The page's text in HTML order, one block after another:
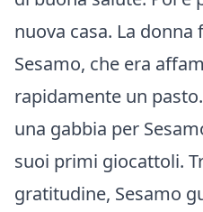
nuova casa. La donna
Sesamo, che era
rapidamente un
una gabbia per
suoi primi giocattoli.
gratitudine, Sesamo